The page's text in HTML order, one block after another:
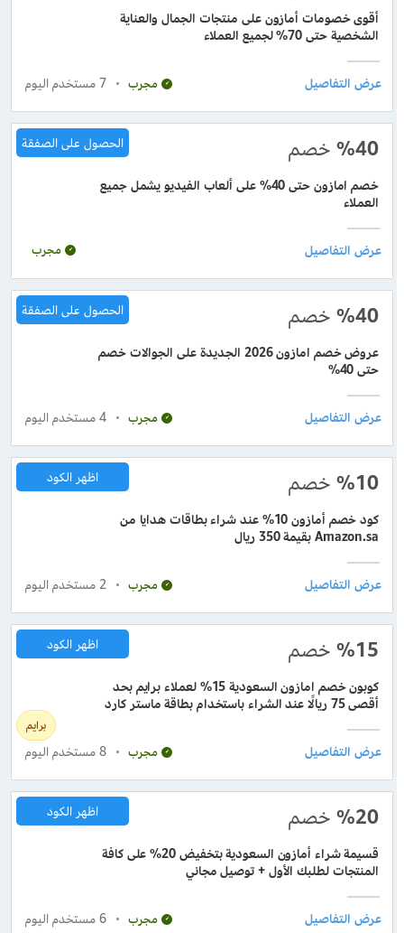
أقوى خصومات أمازون على منتجات الجمال والعناية
الشخصية حتى 70% لجميع العملاء
مجرب 7مستخدم اليوم
%40 خصم
خصم امازون حتى 40% على ألعاب الفيديو يشمل جميع
العملاء
الحصول على الصفقة
مجرب
%40 خصم
عروض خصم امازون 2026 الجديدة على الجوالات خصم
حتى 40%
الحصول على الصفقة
مجرب 4مستخدم اليوم
%10 خصم
كود خصم أمازون 10% عند شراء بطاقات هدايا من
Amazon.sa بقيمة 350 ريال
اظهر الكود
مجرب 2 مستخدم اليوم
%15 خصم
برايم
كوبون خصم امازون السعودية 15% لعملاء برايم بحد
أقصى 75 ريالًا عند الشراء باستخدام بطاقة ماستر كارد
اظهر الكود
مجرب 8مستخدم اليوم
%20 خصم
قسيمة شراء أمازون السعودية بتخفيض 20% على كافة
المنتجات لطلبك الأول + توصيل مجاني
اظهر الكود
مجرب 6مستخدم اليوم